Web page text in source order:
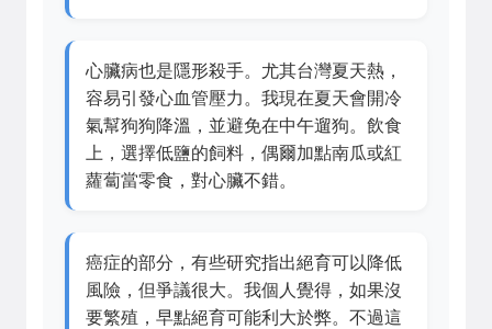
心臟病也是隱形殺手。尤其台灣夏天熱，
容易引發心血管壓力。我現在夏天會開冷
氣幫狗狗降溫，並避免在中午遛狗。飲食
上，選擇低鹽的飼料，偶爾加點南瓜或紅
蘿蔔當零食，對心臟不錯。
癌症的部分，有些研究指出絕育可以降低
風險，但爭議很大。我個人覺得，如果沒
要繁殖，早點絕育可能利大於弊。不過這